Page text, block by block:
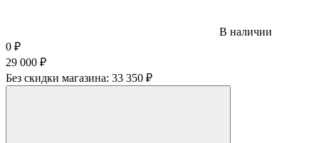
В наличии
0 ₽
29 000 ₽
Без скидки магазина: 33 350 ₽